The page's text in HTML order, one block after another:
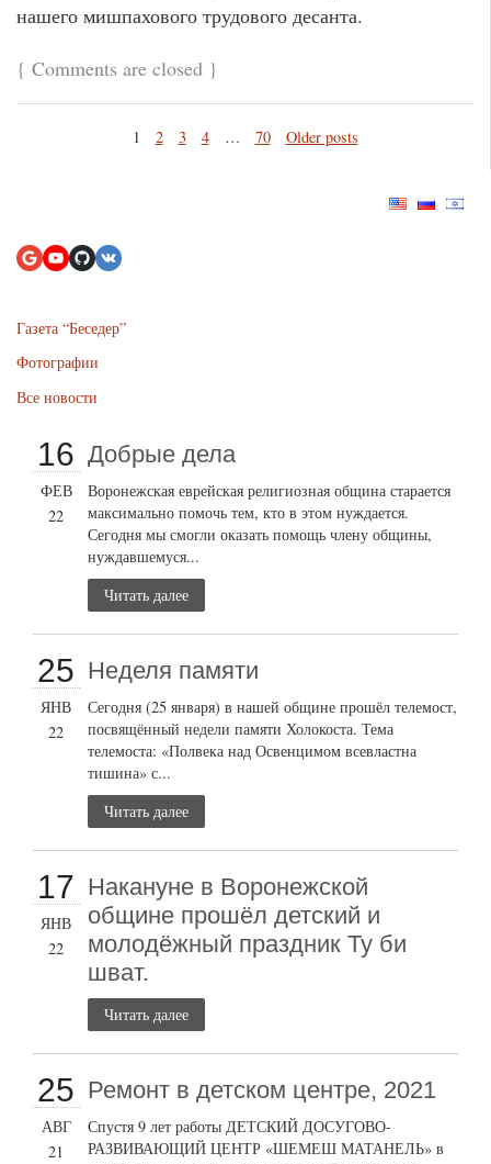
нашего мишпахового трудового десанта.
{ Comments are closed }
1 2 3 4 … 70 Older posts
Газета “Беседер”
Фотографии
Все новости
16
ФЕВ
22
Добрые дела
Воронежская еврейская религиозная община старается
максимально помочь тем, кто в этом нуждается.
Сегодня мы смогли оказать помощь члену общины,
нуждавшемуся...
Читать далее
25
ЯНВ
22
Неделя памяти
Сегодня (25 января) в нашей общине прошёл телемост,
посвящённый недели памяти Холокоста. Тема
телемоста: «Полвека над Освенцимом всевластна
тишина» с...
Читать далее
17
ЯНВ
22
Накануне в Воронежской
общине прошёл детский и
молодёжный праздник Ту би
шват.
Читать далее
25
АВГ
21
Ремонт в детском центре, 2021
Спустя 9 лет работы ДЕТСКИЙ ДОСУГОВО-
РАЗВИВАЮЩИЙ ЦЕНТР «ШЕМЕШ МАТАНЕЛЬ» в